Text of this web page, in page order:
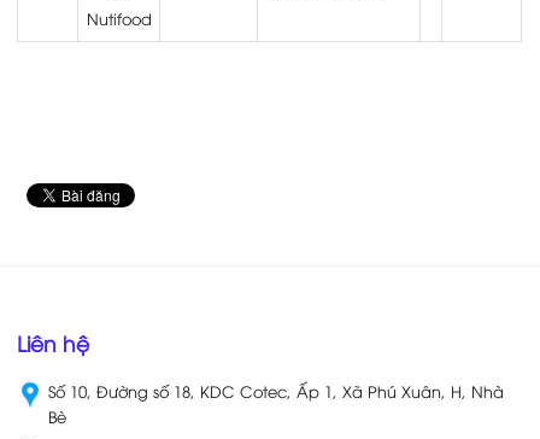
Nutifood
Liên hệ
Số 10, Đường số 18, KDC Cotec, Ấp 1, Xã Phú Xuân, H, Nhà
Bè